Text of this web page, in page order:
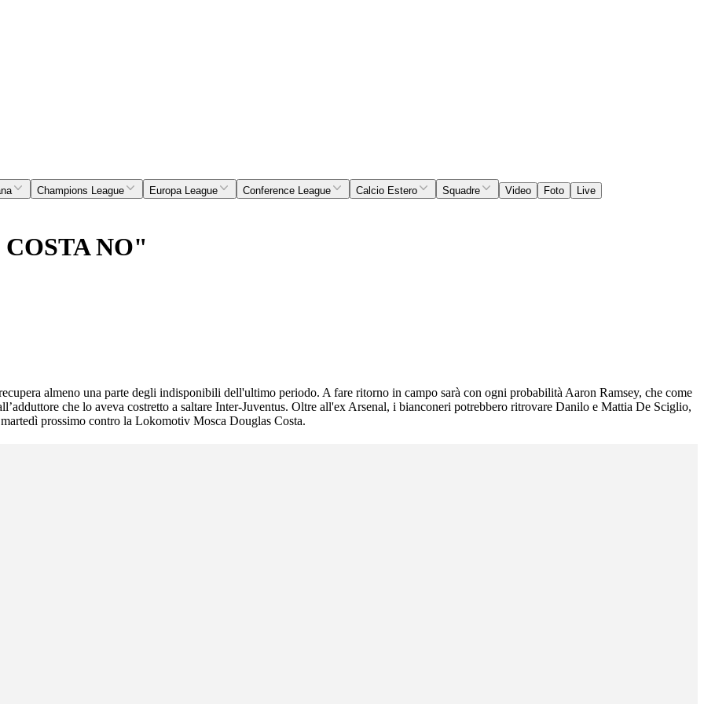
Champions League Europa League Conference League Calcio Estero Squadre Video Foto Live
NO"
almeno una parte degli indisponibili dell'ultimo periodo. A fare ritorno in campo sarà con ogni probabilità Aaron Ramsey, che come
che lo aveva costretto a saltare Inter-Juventus. Oltre all'ex Arsenal, i bianconeri potrebbero ritrovare Danilo e Mattia De Sciglio,
prossimo contro la Lokomotiv Mosca Douglas Costa.